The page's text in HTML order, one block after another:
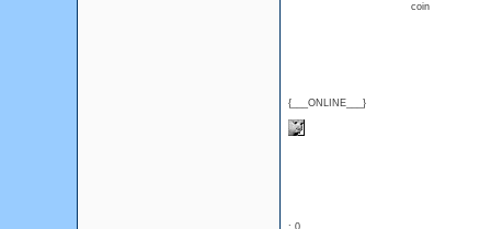
{___ONLINE___}
coin
: 0